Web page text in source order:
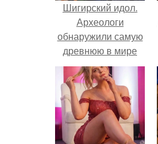
Шигирский идол.
Археологи
обнаружили самую
древнюю в мире
деревянную
скульптуру во
время раскопок
болота в западной
Сибири в конце XIX
века.